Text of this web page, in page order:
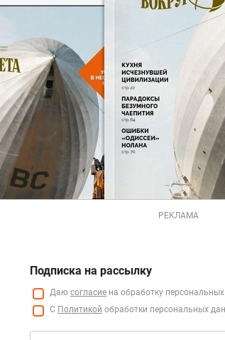
РЕКЛАМА
Подписка на рассылку
Даю согласие на обработку
С Политикой обработки персональных